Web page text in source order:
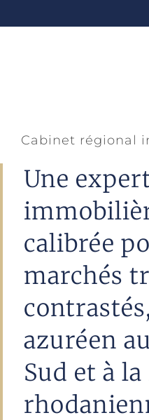
Cabinet régional
Une
calibrée
marchés
azuréen
Sud et à